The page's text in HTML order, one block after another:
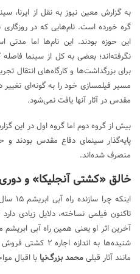
به گزارش معین نیوز به نقل از ایرنا،
گره خورده است. نام‌هایی که در روزگاری
این حوزه بودند. این نام‌ها اما
نگرفته‌اند؛ بعضی به کل از سینما
برای بزرگداشت‌ها و کارگاه‌های انتقال
مسیر فیلمسازی خود را به گونه‌ای
مقدس در آثار آنها یافت نمی‌شود.
بیش از گروه دوم اما گروه اول در این
پایه‌گذار سینمای دفاع مقدس بودند و
منصرف شده‌اند.
خالق «کشتی آنجلیکا» و دوری ۱۵ ساله
اینکه چرا سازنده راه آبی ابریشم
۱۵
تاکنون فیلمی نساخته، دلایل زیادی
آخرین اثر او یعنی همینراه آبی ابریشم
شنیده‌ها به
مانند آثار قبلیمحمد بزرگ‌نیا با اقبال